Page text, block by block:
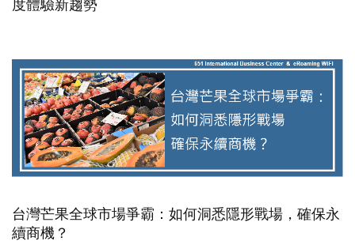
度體驗新趨勢
台灣芒果全球市場爭霸：如何洞悉隱形戰場，確保永
續商機？